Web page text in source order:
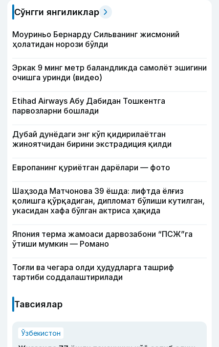
Сўнгги янгиликлар
Моуриньо Бернарду Сильванинг жисмоний
ҳолатидан норози бўлди
Эркак 9 минг метр баландликда самолёт эшигини
очишга уринди (видео)
Etihad Airways Абу Дабидан Тошкентга
парвозларни бошлади
Дубай дунёдаги энг кўп қидирилаётган
жиноятчидан бирини экстрадиция қилди
Европанинг қуриётган дарёлари — фото
Шаҳзода Матчонова 39 ёшда: лифтда ёлғиз
қолишга қўрқадиган, дипломат бўлиши кутилган,
укасидан хафа бўлган актриса ҳақида
Япония терма жамоаси дарвозабони “ПСЖ”га
ўтиши мумкин — Романо
Тоғли ва чегара олди ҳудудларга ташриф
тартиби соддалаштирилади
Тавсиялар
Ўзбекистон